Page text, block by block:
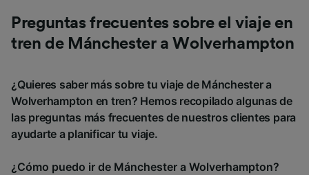
Preguntas frecuentes sobre el viaje en
tren de Mánchester a Wolverhampton
¿Quieres saber más sobre tu viaje de Mánchester a
Wolverhampton en tren? Hemos recopilado algunas de
las preguntas más frecuentes de nuestros clientes para
ayudarte a planificar tu viaje.
¿Cómo puedo ir de Mánchester a Wolverhampton?